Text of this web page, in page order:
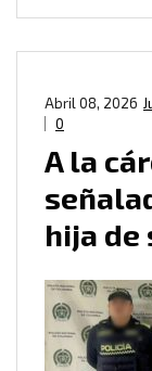
Abril 08, 2026
0
A la
hija de